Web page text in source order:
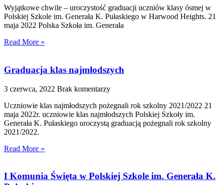
Wyjątkowe chwile – uroczystość graduacji uczniów klasy ósmej w
Polskiej Szkole im. Generała K. Pułaskiego w Harwood Heights. 21
maja 2022 Polska Szkoła im. Generała
Read More »
Graduacja klas najmłodszych
3 czerwca, 2022 Brak komentarzy
Uczniowie klas najmłodszych pożegnali rok szkolny 2021/2022 21
maja 2022r. uczniowie klas najmłodszych Polskiej Szkoły im.
Generała K. Pułaskiego uroczystą graduacją pożegnali rok szkolny
2021/2022.
Read More »
I Komunia Święta w Polskiej Szkole im. Generała K.